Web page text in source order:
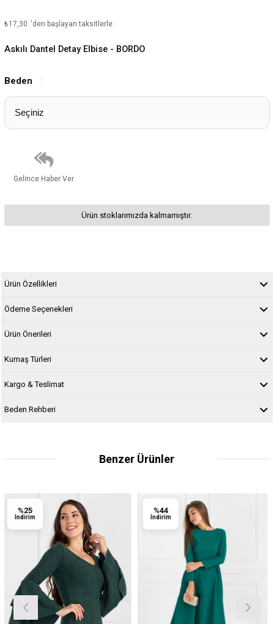
₺17,30 'den başlayan taksitlerle
Askılı Dantel Detay Elbise - BORDO
Beden :
Gelince Haber Ver
Ürün stoklarımızda kalmamıştır.
Ürün Özellikleri
Ödeme Seçenekleri
Ürün Önerileri
Kumaş Türleri
Kargo & Teslimat
Beden Rehberi
Benzer Ürünler